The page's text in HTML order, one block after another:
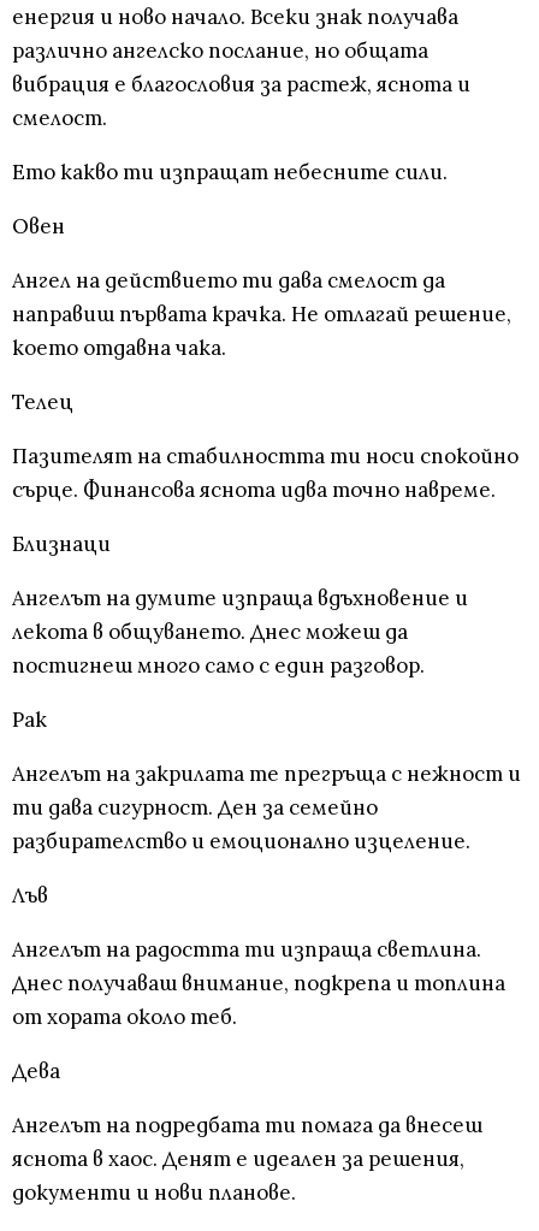
енергия и ново начало. Всеки знак получава
различно ангелско послание, но общата
вибрация е благословия за растеж, яснота и
смелост.
Ето какво ти изпращат небесните сили.
Овен
Ангел на действието ти дава смелост да
направиш първата крачка. Не отлагай решение,
което отдавна чака.
Телец
Пазителят на стабилността ти носи спокойно
сърце. Финансова яснота идва точно навреме.
Близнаци
Ангелът на думите изпраща вдъхновение и
лекота в общуването. Днес можеш да
постигнеш много само с един разговор.
Рак
Ангелът на закрилата те прегръща с нежност и
ти дава сигурност. Ден за семейно
разбирателство и емоционално изцеление.
Лъв
Ангелът на радостта ти изпраща светлина.
Днес получаваш внимание, подкрепа и топлина
от хората около теб.
Дева
Ангелът на подредбата ти помага да внесеш
яснота в хаос. Денят е идеален за решения,
документи и нови планове.